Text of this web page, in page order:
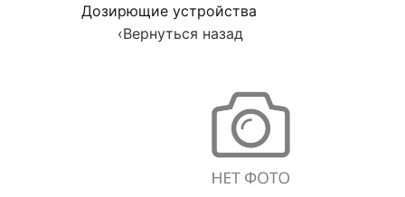
Дозирющие устройства
‹Вернуться назад